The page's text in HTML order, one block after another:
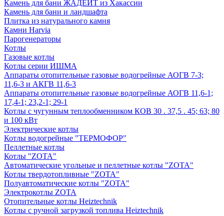
Камень для бани ЖАДЕИТ из Хакассии
Камень для бани и ландшафта
Плитка из натурального камня
Камни Harvia
Парогенераторы
Котлы
Газовые котлы
Котлы серии ИШМА
Аппараты отопительные газовые водогрейные АОГВ 7-3;
11,6-3 и АКГВ 11,6-3
Аппараты отопительные газовые водогрейные АОГВ 11,6-1;
17,4-1; 23,2-1; 29-1
Котлы с чугунным теплообменником КОВ 30 . 37,5 . 45; 63; 80
и 100 кВт
Электрические котлы
Котлы водогрейные "ТЕРМОФОР"
Пеллетные котлы
Котлы "ZOTA"
Автоматические угольные и пеллетные котлы "ZOTA"
Котлы твердотопливные "ZOTA"
Полуавтоматические котлы "ZOTA"
Электрокотлы ZOTA
Отопительные котлы Heiztechnik
Котлы с ручной загрузкой топлива Heiztechnik